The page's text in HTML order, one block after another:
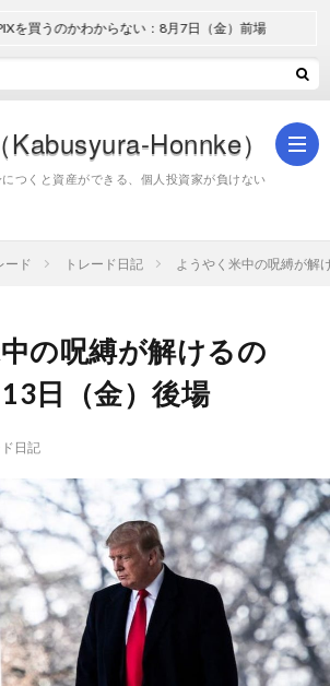
Honnke）
つくと資産ができる、個人投資家が負けない
株
世
界
情
かわからない：8月7日（金）前場
ード トレード日記 ようやく米中の呪縛が解
の呪縛が解けるの
日（金）後場
ド日記